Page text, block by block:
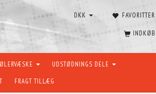
FAVORITTER
DKK
UDSTØDNINGS DELE
FRAGT TILLÆG